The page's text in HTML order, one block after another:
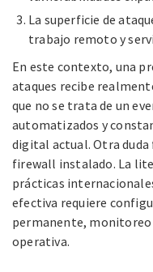
La superficie de
trabajo remoto y
En este contexto, una
ataques recibe
que no se trata de un
automatizados y
digital actual. Otra duda
firewall instalado. La
prácticas
efectiva requiere
permanente, monitoreo
operativa.